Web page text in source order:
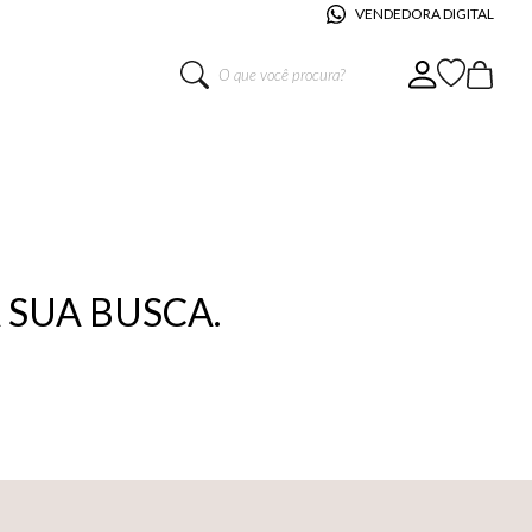
VENDEDORA DIGITAL
O que você procura?
BUSCA.